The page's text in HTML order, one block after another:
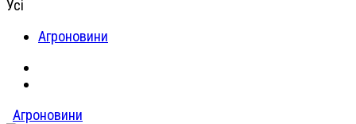
Усі
Агроновини
Агроновини